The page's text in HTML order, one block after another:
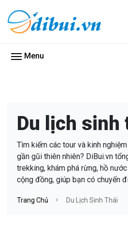
Menu
Du lịch sinh
Tìm kiếm các tour và kinh
gần gũi thiên nhiên? DiBui.vn
trekking, khám phá rừng, hồ
cộng đồng, giúp bạn có chuyến
Trang Chủ Du Lịch Sinh Thái